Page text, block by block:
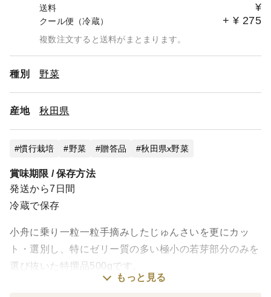
送料 ¥
クール便（冷蔵） + ¥ 275
複数注文すると送料がまとまります。
種別 野菜
産地 秋田県
慣行栽培 野菜 贈答品 秋田県x野菜
賞味期限 / 保存方法
発送から7日間
冷蔵で保存
小舟に乗り一粒一粒手摘みしたじゅんさいを更にカッ
ト・選別し、特にゼリー質の多い極小の若芽部分のみを
選び抜いた特撰品500gです。
もっと見る